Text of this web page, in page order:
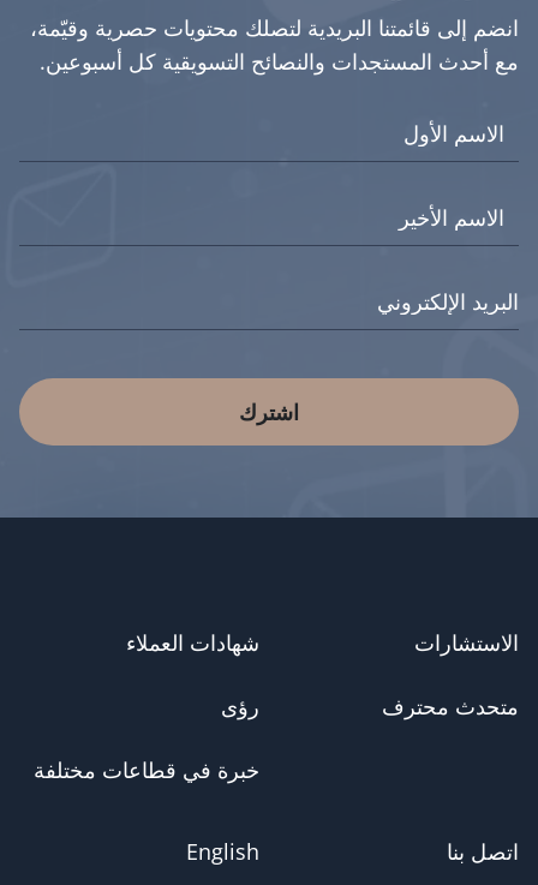
انضم إلى قائمتنا البريدية لتصلك محتويات حصرية وقيّمة،
مع أحدث المستجدات والنصائح التسويقية كل أسبوعين.
اشترك
الاستشارات
متحدث محترف
شهادات العملاء
رؤى
خبرة في قطاعات مختلفة
اتصل بنا English